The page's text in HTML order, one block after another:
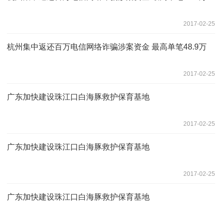
2017-02-25
杭州集中返还百万电信网络诈骗涉案资金 最高单笔48.9万
2017-02-25
广东加快建设珠江口白海豚救护保育基地
2017-02-25
广东加快建设珠江口白海豚救护保育基地
2017-02-25
广东加快建设珠江口白海豚救护保育基地